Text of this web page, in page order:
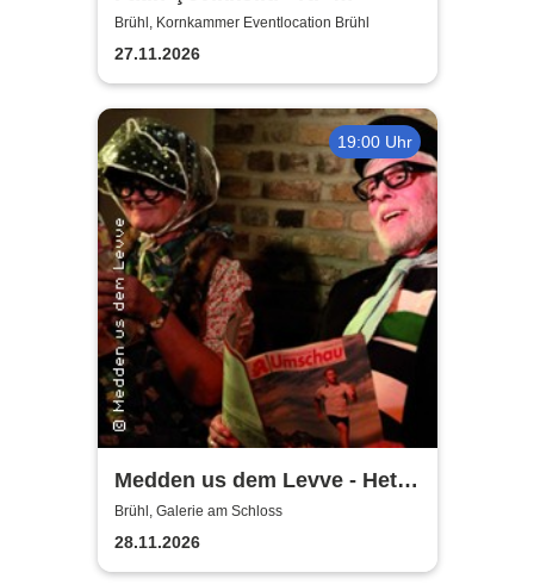
Kritische Intelligenz
Brühl, Kornkammer Eventlocation Brühl
27.11.2026
19:00 Uhr
Medden us dem Levve - Het
jet un do jet
Brühl, Galerie am Schloss
28.11.2026